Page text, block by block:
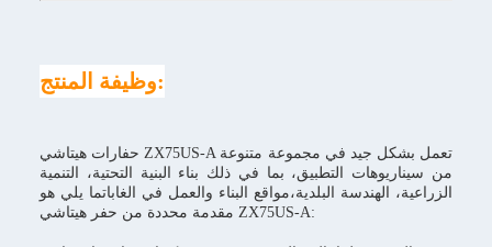
وظيفة المنتج:
حفارات هيتاشي ZX75US-A تعمل بشكل جيد في مجموعة متنوعة
من سيناريوهات التطبيق، بما في ذلك بناء البنية التحتية، التنمية
الزراعية، الهندسة البلدية،مواقع البناء والعمل في الغاباتما يلي هو
مقدمة محددة من حفر هيتاشي ZX75US-A: